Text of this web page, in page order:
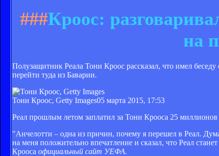
###Кроос:
на
Полузащитник Реала Тони Кроос рассказал, что имел
перейти туда из Баварии.
Тони Кроос, Getty Images05 марта 2015, 17:53
Реал прошлым летом заплатил за Тони Крооса 25 миллионов
"Анчелотти – одна из причин, почему я перешел в Реал.
на меня положительно впечатление и сказал, что Реал
Крооса официальный сайт УЕФА.